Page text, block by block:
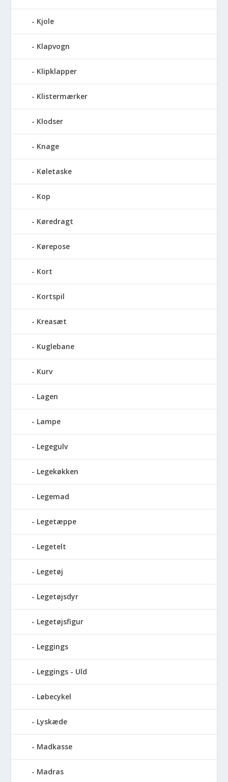
Kjole
Klapvogn
Klipklapper
Klistermærker
Klodser
Knage
Køletaske
Kop
Køredragt
Kørepose
Kort
Kortspil
Kreasæt
Kuglebane
Kurv
Lagen
Lampe
Legegulv
Legekøkken
Legemad
Legetæppe
Legetelt
Legetøj
Legetøjsdyr
Legetøjsfigur
Leggings
Leggings - Uld
Løbecykel
Lyskæde
Madkasse
Madras